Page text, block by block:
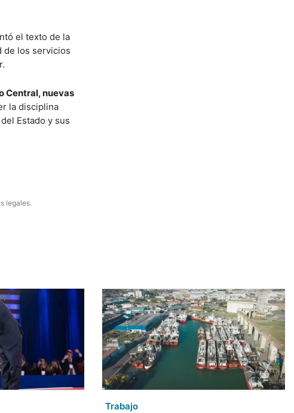
el texto de la
de los servicios
Central, nuevas
la disciplina
Estado y sus
legales.
Trabajo